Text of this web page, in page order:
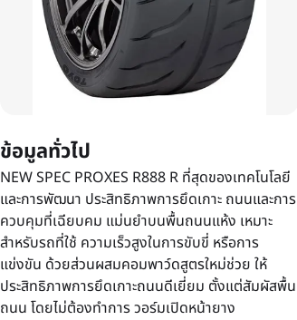
ข้อมูลทั่วไป
NEW SPEC PROXES R888 R ที่สุดของเทคโนโลยี
และการพัฒนา ประสิทธิภาพการยึดเกาะ ถนนและการ
ควบคุมที่เฉียบคม แม่นยำบนพื้นถนนแห้ง เหมาะ
สำหรับรถที่ใช้ ความเร็วสูงในการขับขี่ หรือการ
แข่งขัน ด้วยส่วนผสมคอมพาว์ดสูตรใหม่ช่วย ให้
ประสิทธิภาพการยึดเกาะถนนดีเยี่ยม ตั้งแต่สัมผัสพื้น
ถนน โดยไม่ต้องทำการ วอร์มเปิดหน้ายาง